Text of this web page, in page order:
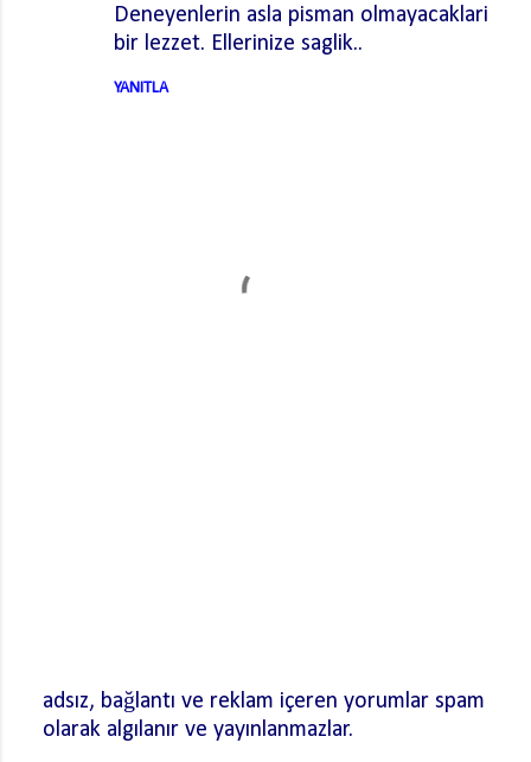
Deneyenlerin asla pisman olmayacaklari
bir lezzet. Ellerinize saglik..
YANITLA
Y
adsız, bağlantı ve reklam içeren yorumlar spam
olarak algılanır ve yayınlanmazlar.